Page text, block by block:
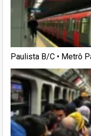
Paulista B/C • Metrô